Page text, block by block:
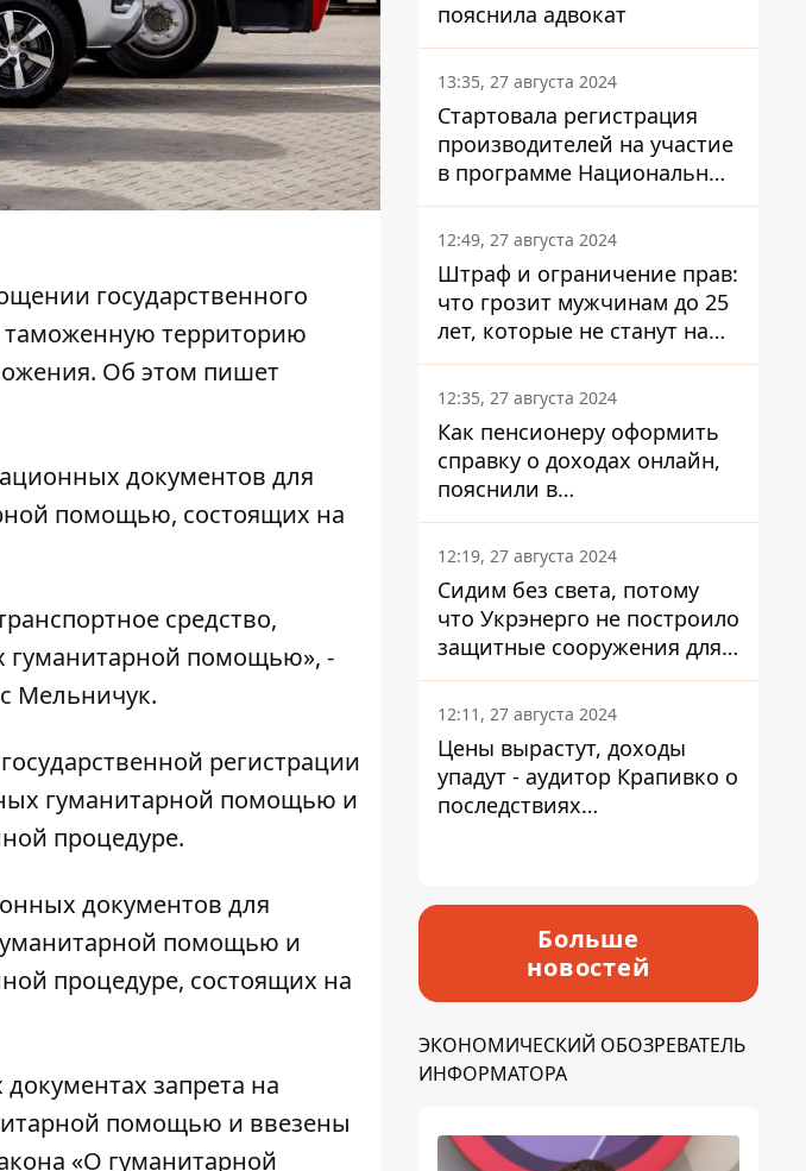
государственного
территорию
Об этом пишет
документов для
помощью, состоящих на
средство,
гуманитарной помощью», -
Мельничук.
регистрации
гуманитарной помощью и
процедуре.
документов для
помощью и
процедуре, состоящих на
запрета на
помощью и ввезены
«О гуманитарной
пояснила адвокат
13:35, 27 августа 2024
Стартовала регистрация
производителей на участие
в программе Национальный
кэшбек: как это сделать
через портал Дія
12:49, 27 августа 2024
Штраф и ограничение прав:
что грозит мужчинам до 25
лет, которые не станут на
военный учет
12:35, 27 августа 2024
Как пенсионеру оформить
справку о доходах онлайн,
пояснили в
Минсоцполитики
12:19, 27 августа 2024
Сидим без света, потому
что Укрэнерго не построило
защитные сооружения для
энергетики - нардеп
Кучеренко
12:11, 27 августа 2024
Цены вырастут, доходы
упадут - аудитор Крапивко о
последствиях
Больше
новостей
ЭКОНОМИЧЕСКИЙ ОБОЗРЕВАТЕЛЬ
ИНФОРМАТОРА